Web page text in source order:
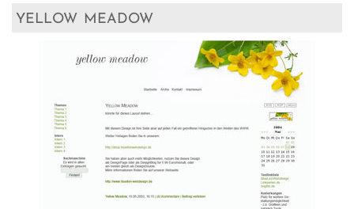
yellow meadow